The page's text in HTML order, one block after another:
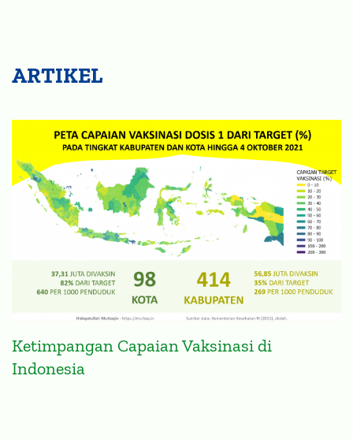
ARTIKEL
Ketimpangan Capaian Vaksinasi di
Indonesia